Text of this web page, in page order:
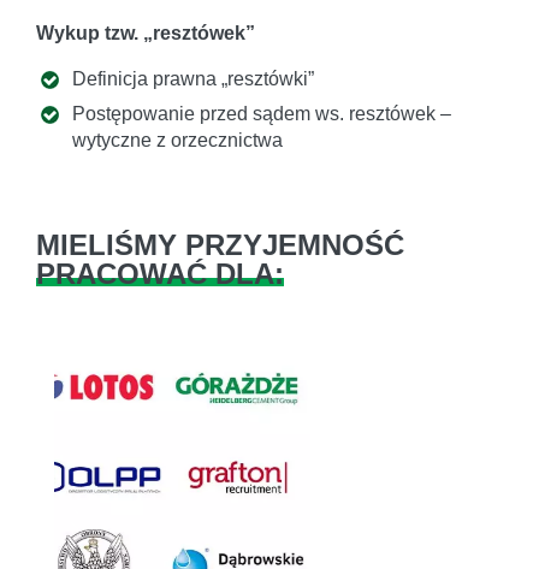
Wykup tzw. „resztówek”
Definicja prawna „resztówki”
Postępowanie przed sądem ws. resztówek –
wytyczne z orzecznictwa
MIELIŚMY PRZYJEMNOŚĆ
PRACOWAĆ DLA:
Previous